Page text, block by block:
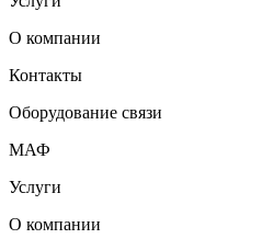
О компании
Контакты
Оборудование связи
МАФ
Услуги
О компании